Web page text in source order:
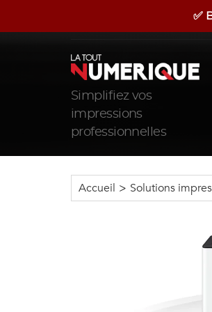
✅
Simplifiez vos
impressions
professionnelles
Accueil > Solutions